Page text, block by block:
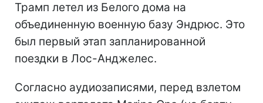
Трамп летел из Белого дома на
объединенную военную базу Эндрюс. Это
был первый этап запланированной
поездки в Лос-Анджелес.
Согласно аудиозаписями, перед взлетом